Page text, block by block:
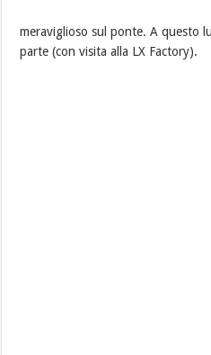
meraviglioso sul ponte. A questo
parte (con visita alla LX Factory).